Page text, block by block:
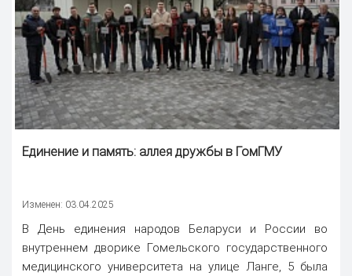
Единение и память: аллея дружбы в ГомГМУ
Изменен: 03.04.2025
В День единения народов Беларуси и России во
внутреннем дворике Гомельского государственного
медицинского университета на улице Ланге, 5 была